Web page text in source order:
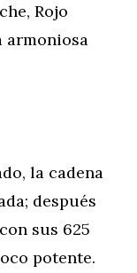
Rojo
armoniosa
la cadena
después
sus 625
potente.